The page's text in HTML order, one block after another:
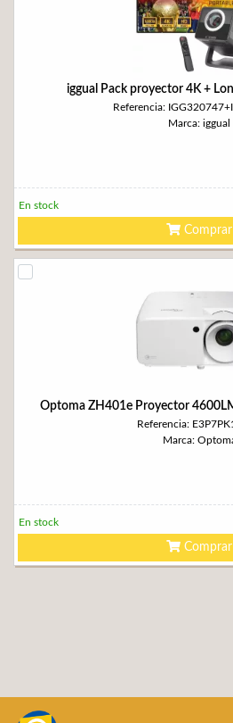
iggual Pack proyector 4K +
Referencia:
Marca: iggual
En stock
Comprar
Optoma ZH401e Proyector
Referencia:
Marca:
En stock
Comprar